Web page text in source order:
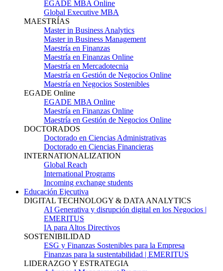
EGADE MBA Online
Global Executive MBA
MAESTRÍAS
Master in Business Analytics
Master in Business Management
Maestría en Finanzas
Maestría en Finanzas Online
Maestría en Mercadotecnia
Maestría en Gestión de Negocios Online
Maestría en Negocios Sostenibles
EGADE Online
EGADE MBA Online
Maestría en Finanzas Online
Maestría en Gestión de Negocios Online
DOCTORADOS
Doctorado en Ciencias Administrativas
Doctorado en Ciencias Financieras
INTERNATIONALIZATION
Global Reach
International Programs
Incoming exchange students
Educación Ejecutiva
DIGITAL TECHNOLOGY & DATA ANALYTICS
AI Generativa y disrupción digital en los Negocios |
EMERITUS
IA para Altos Directivos
SOSTENIBILIDAD
ESG y Finanzas Sostenibles para la Empresa
Finanzas para la sustentabilidad | EMERITUS
LIDERAZGO Y ESTRATEGIA